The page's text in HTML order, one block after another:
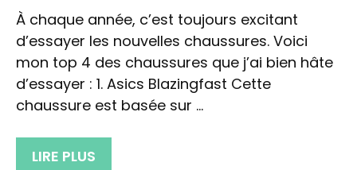
À chaque année, c’est toujours excitant
d’essayer les nouvelles chaussures. Voici
mon top 4 des chaussures que j’ai bien hâte
d’essayer : 1. Asics Blazingfast Cette
chaussure est basée sur …
LIRE PLUS